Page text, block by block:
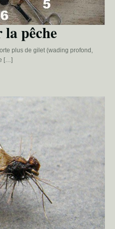
pêche
plus de gilet (wading profond,
[…]